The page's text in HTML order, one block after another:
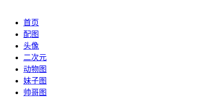
首页
配图
头像
二次元
动物图
妹子图
帅哥图